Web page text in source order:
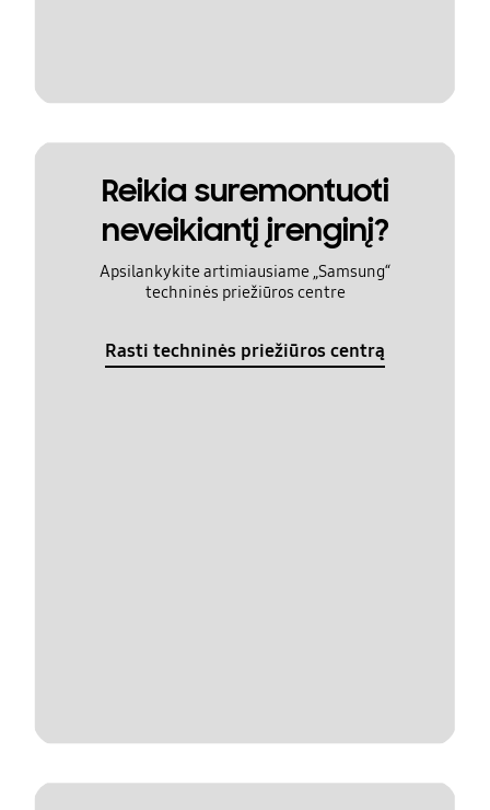
Reikia suremontuoti
neveikiantį įrenginį?
Apsilankykite artimiausiame „Samsung“
techninės priežiūros centre
Rasti techninės priežiūros centrą